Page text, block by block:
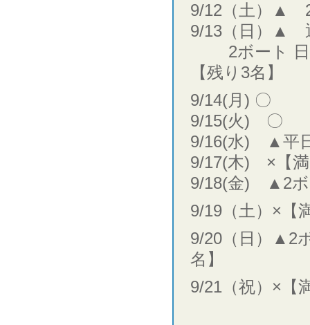
9/12（土）▲
9/13（日）▲
2ボート 日
【残り3名】
9/14(月) 〇
9/15(火) 〇
9/16(水) ▲平
9/17(木) ×【
9/18(金) ▲2ボ
9/19（土）×【
9/20（日）▲2
名】
9/21（祝）×【